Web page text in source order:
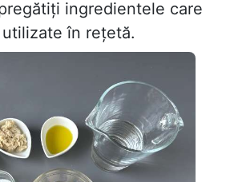
ingredientele care
în rețetă.